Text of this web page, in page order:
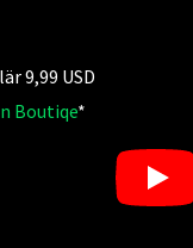
9,99 USD
Boutiqe*